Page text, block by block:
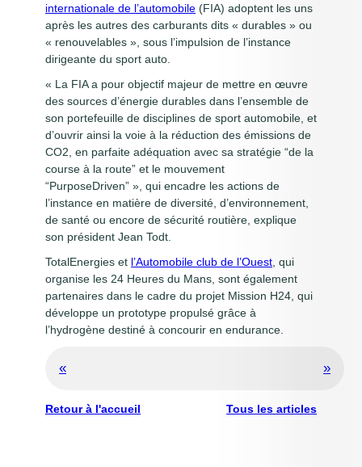
internationale de l’automobile (FIA) adoptent les uns
après les autres des carburants dits « durables » ou
« renouvelables », sous l’impulsion de l’instance
dirigeante du sport auto.
« La FIA a pour objectif majeur de mettre en œuvre
des sources d’énergie durables dans l’ensemble de
son portefeuille de disciplines de sport automobile, et
d’ouvrir ainsi la voie à la réduction des émissions de
CO2, en parfaite adéquation avec sa stratégie “de la
course à la route” et le mouvement
“PurposeDriven” », qui encadre les actions de
l’instance en matière de diversité, d’environnement,
de santé ou encore de sécurité routière, explique
son président Jean Todt.
TotalEnergies et l’Automobile club de l’Ouest , qui
organise les 24 Heures du Mans, sont également
partenaires dans le cadre du projet Mission H24, qui
développe un prototype propulsé grâce à
l’hydrogène destiné à concourir en endurance.
« »
Retour à l'accueil Tous les articles